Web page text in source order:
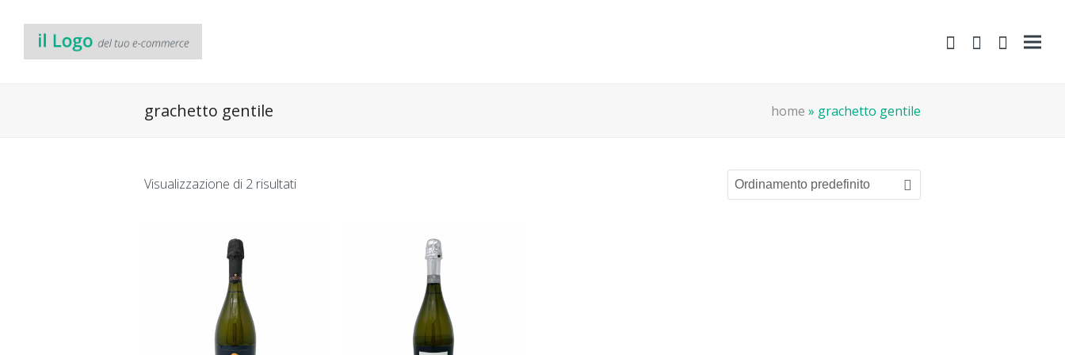
shopping-
Areasearch
grachetto gentile home » grachetto gentile
Visualizzazione di 2 risultati